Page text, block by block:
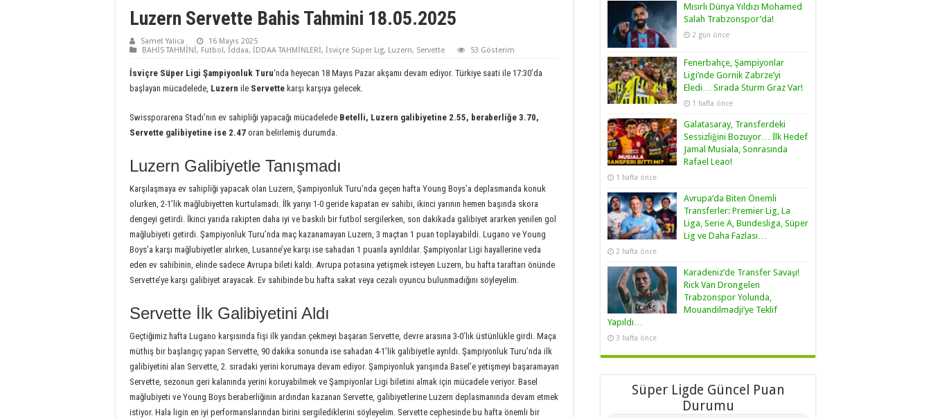
Luzern Servette Bahis Tahmini 18.05.2025
Samet Yalica
16 Mayıs 2025
BAHİS TAHMİNİ, Futbol, İddaa, İDDAA TAHMİNLERİ, İsviçre Süper Lig, Luzern, Servette 53 Gösterim
İsviçre Süper Ligi Şampiyonluk Turu‘nda heyecan 18 Mayıs Pazar akşamı devam ediyor. Türkiye saati ile 17:30’da
başlayan mücadelede, Luzern ile Servette karşı karşıya gelecek.
Swissporarena Stadı’nın ev sahipliği yapacağı mücadelede Betelli, Luzern galibiyetine 2.55, beraberliğe 3.70,
Servette galibiyetine ise 2.47 oran belirlemiş durumda.
Luzern Galibiyetle Tanışmadı
Karşılaşmaya ev sahipliği yapacak olan Luzern, Şampiyonluk Turu’nda geçen hafta Young Boys’a deplasmanda konuk
olurken, 2-1’lik mağlubiyetten kurtulamadı. İlk yarıyı 1-0 geride kapatan ev sahibi, ikinci yarının hemen başında skora
dengeyi getirdi. İkinci yarıda rakipten daha iyi ve baskılı bir futbol sergilerken, son dakikada galibiyet ararken yenilen gol
mağlubiyeti getirdi. Şampiyonluk Turu’nda maç kazanamayan Luzern, 3 maçtan 1 puan toplayabildi. Lugano ve Young
Boys’a karşı mağlubiyetler alırken, Lusanne’ye karşı ise sahadan 1 puanla ayrıldılar. Şampiyonlar Ligi hayallerine veda
eden ev sahibinin, elinde sadece Avrupa bileti kaldı. Avrupa potasına yetişmek isteyen Luzern, bu hafta taraftarı önünde
Servette’ye karşı galibiyet arayacak. Ev sahibinde bu hafta sakat veya cezalı oyuncu bulunmadığını söyleyelim.
Servette İlk Galibiyetini Aldı
Geçtiğimiz hafta Lugano karşısında fişi ilk yarıdan çekmeyi başaran Servette, devre arasına 3-0’lık üstünlükle girdi. Maça
müthiş bir başlangıç yapan Servette, 90 dakika sonunda ise sahadan 4-1’lik galibiyetle ayrıldı. Şampiyonluk Turu’nda ilk
galibiyetini alan Servette, 2. sıradaki yerini korumaya devam ediyor. Şampiyonluk yarışında Basel’e yetişmeyi başaramayan
Servette, sezonun geri kalanında yerini koruyabilmek ve Şampiyonlar Ligi biletini almak için mücadele veriyor. Basel
mağlubiyeti ve Young Boys beraberliğinin ardından kazanan Servette, galibiyetlerine Luzern deplasmanında devam etmek
istiyor. Hala ligin en iyi performanslarından birini sergilediklerini söyleyelim. Servette cephesinde bu hafta önemli bir
Mısırlı Dünya Yıldızı Mohamed
Salah Trabzonspor’da!
2 gün önce
Fenerbahçe, Şampiyonlar
Ligi’nde Gornik Zabrze’yi
Eledi… Sırada Sturm Graz Var!
1 hafta önce
Galatasaray, Transferdeki
Sessizliğini Bozuyor… İlk Hedef
Jamal Musiala, Sonrasında
Rafael Leao!
1 hafta önce
Avrupa’da Biten Önemli
Transferler: Premier Lig, La
Liga, Serie A, Bundesliga, Süper
Lig ve Daha Fazlası…
2 hafta önce
Karadeniz’de Transfer Savaşı!
Rick Van Drongelen
Trabzonspor Yolunda,
Mouandilmadji’ye Teklif
Yapıldı…
3 hafta önce
Süper Ligde Güncel Puan
Durumu